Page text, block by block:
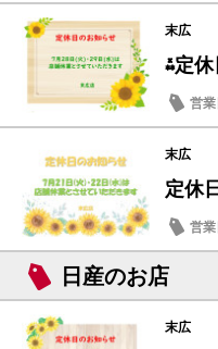
末広
⁂定
営業
末広
定休
営業
日産のお店
末広